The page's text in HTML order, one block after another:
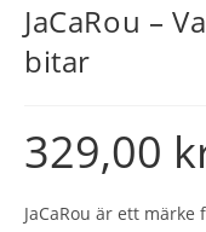
JaCaRou –
bitar
329,00
JaCaRou är ett märke